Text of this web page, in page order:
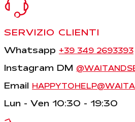
SERVIZIO CLIENTI
Whatsapp +39 349 2693393
Instagram DM
Email
Lun - Ven 10:30 - 19:30